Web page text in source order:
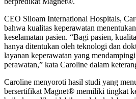
CEO Siloam International Hospitals,
bahwa kualitas keperawatan
keselamatan pasien. “Bagi pasien,
hanya ditentukan oleh teknologi dan
layanan keperawatan yang
perawatan,” kata Caroline dalam
Caroline menyoroti hasil studi yang
bersertifikat Magnet® memiliki tingkat